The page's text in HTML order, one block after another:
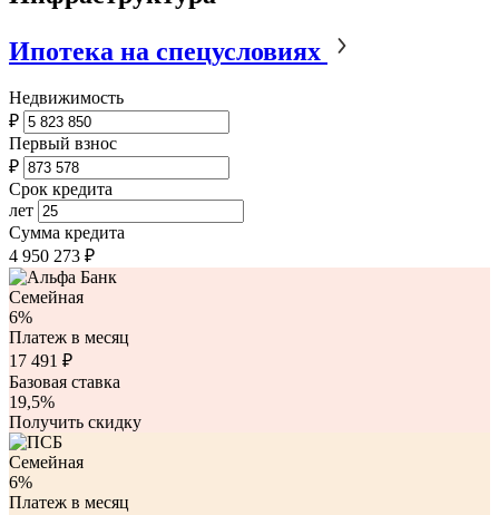
Ипотека на спецусловиях
Недвижимость
₽
Первый взнос
₽
Срок кредита
лет
Сумма кредита
4 950 273 ₽
Семейная
6%
Платеж в месяц
17 491 ₽
Базовая ставка
19,5%
Получить скидку
Семейная
6%
Платеж в месяц